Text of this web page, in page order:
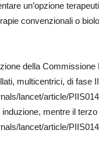
un’opzione
convenzionali o
della
multicentrici, di fase
lancet/article/
induzione, mentre il
lancet/article/